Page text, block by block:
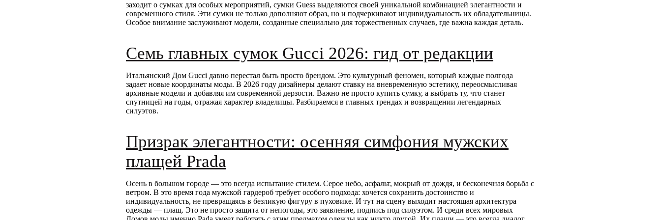
заходит о сумках для особых мероприятий, сумки Guess выделяются своей уникальной комбинацией элегантности и
современного стиля. Эти сумки не только дополняют образ, но и подчеркивают индивидуальность их обладательницы.
Особое внимание заслуживают модели, созданные специально для торжественных случаев, где важна каждая деталь.
Семь главных сумок Gucci 2026: гид от редакции
Итальянский Дом Gucci давно перестал быть просто брендом. Это культурный феномен, который каждые полгода
задает новые координаты моды. В 2026 году дизайнеры делают ставку на вневременную эстетику, переосмысливая
архивные модели и добавляя им современной дерзости. Важно не просто купить сумку, а выбрать ту, что станет
спутницей на годы, отражая характер владелицы. Разбираемся в главных трендах и возвращении легендарных
силуэтов.
Призрак элегантности: осенняя симфония мужских
плащей Prada
Осень в большом городе — это всегда испытание стилем. Серое небо, асфальт, мокрый от дождя, и бесконечная борьба с
ветром. В это время года мужской гардероб требует особого подхода: хочется сохранить достоинство и
индивидуальность, не превращаясь в безликую фигуру в пуховике. И тут на сцену выходит настоящая архитектура
одежды — плащ. Это не просто защита от непогоды, это заявление, подпись под силуэтом. И среди всех мировых